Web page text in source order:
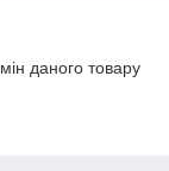
даного товару